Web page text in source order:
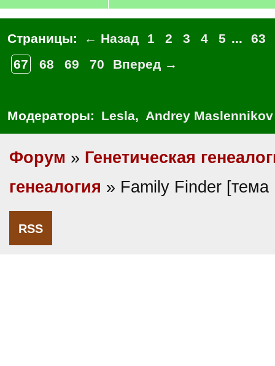
Страницы: ← Назад 1 2 3 4 5 ...
63
67
68 69 70 Вперед →
Модераторы: Lesla, Andrey Maslennikov
Форум » Генетическая
генеалогия » Family Finder
RSS